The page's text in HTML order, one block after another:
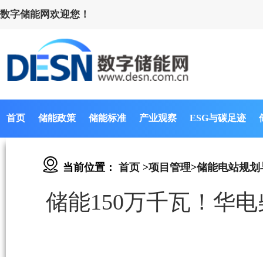
数字储能网欢迎您！
首页 储能政策 储能标准 产业观察 ESG与碳足迹
当前位置： 首页 >项目管理>储能电站规划
储能150万千瓦！华